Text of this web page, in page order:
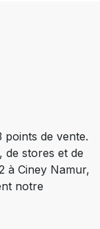
points de vente.
de stores et de
à Ciney Namur,
notre